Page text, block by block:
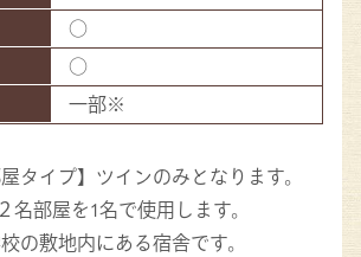
○
○
一部※
タイプ】ツインのみとなります。
部屋を1名で使用します。
の敷地内にある宿舎です。